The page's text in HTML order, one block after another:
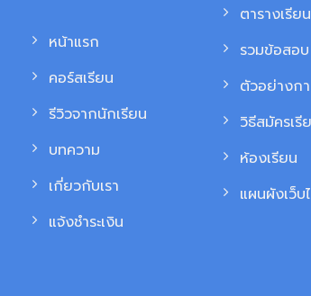
หน้าแรก
คอร์สเรียน
รีวิวจากนักเรียน
บทความ
เกี่ยวกับเรา
แจ้งชำระเงิน
ตารางเรียน
รวมข้อสอ
ตัวอย่างก
วิธีสมัครเรี
ห้องเรียน
แผนผังเว็บ